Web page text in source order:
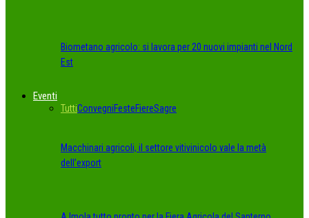
Biometano agricolo: si lavora per 20 nuovi impianti nel Nord
Est
Eventi
TuttiConvegniFesteFiereSagre
Macchinari agricoli, il settore vitivinicolo vale la metà
dell’export